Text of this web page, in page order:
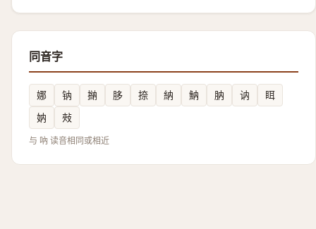
同音字
娜 钠 㨥 䏧 捺 納 魶 肭 讷
眲
妠
㪎
与 吶 读音相同或相近